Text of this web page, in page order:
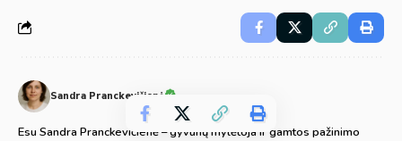
Sandra Pranckevičienė
Esu Sandra Pranckevičienė – gyvūnų mylėtoja ir gamtos pažinimo